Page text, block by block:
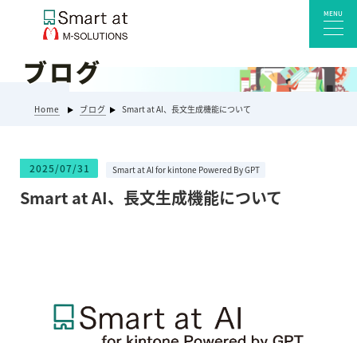
Smart at reception 店舗・施設受付
kintoneプラグイン・連携サービス
Smart at GATE for LINE WORKS
MENU
ブログ
Home ブログ Smart at AI、長文生成機能について
2025/07/31 Smart at AI for kintone Powered By GPT
Smart at AI、長文生成機能について